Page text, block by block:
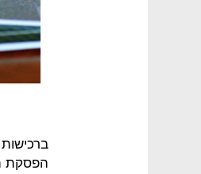
הפסקת